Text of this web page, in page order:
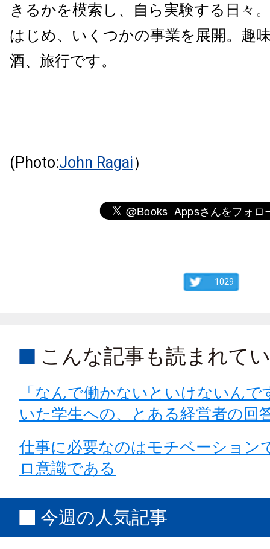
きるかを模索し、自ら実験する日々
はじめ、いくつかの事業を展開。趣
酒、旅行です。
(Photo:John Ragai）
1029
こんな記事も読まれて
「なんで働かないといけないんで
いた学生への、とある経営者の回
仕事に必要なのはモチベーション
ロ意識である
今週の人気記事